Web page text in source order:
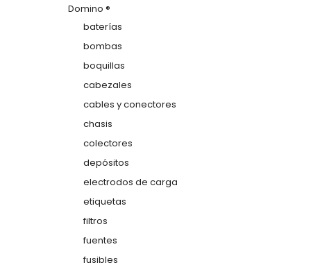
Domino ®
baterías
bombas
boquillas
cabezales
cables y conectores
chasis
colectores
depósitos
electrodos de carga
etiquetas
filtros
fuentes
fusibles